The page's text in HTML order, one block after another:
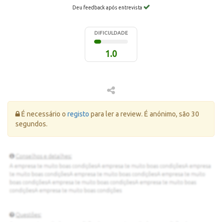
Deu feedback após entrevista
DIFICULDADE
1.0
Erro:
É necessário o registo para ler a review. É anónimo, são 30
segundos.